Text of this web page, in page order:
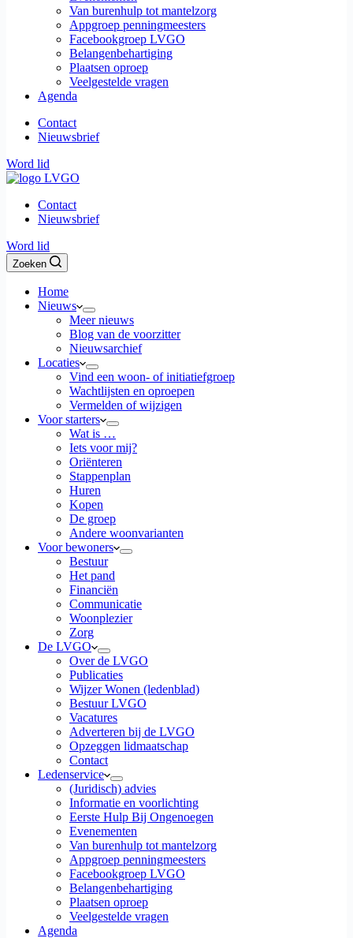
Van burenhulp tot mantelzorg
Appgroep penningmeesters
Facebookgroep LVGO
Belangenbehartiging
Plaatsen oproep
Veelgestelde vragen
Agenda
Contact
Nieuwsbrief
Word lid
Contact
Nieuwsbrief
Word lid
Zoeken
Home
Nieuws
Meer nieuws
Blog van de voorzitter
Nieuwsarchief
Locaties
Vind een woon- of initiatiefgroep
Wachtlijsten en oproepen
Vermelden of wijzigen
Voor starters
Wat is …
Iets voor mij?
Oriënteren
Stappenplan
Huren
Kopen
De groep
Andere woonvarianten
Voor bewoners
Bestuur
Het pand
Financiën
Communicatie
Woonplezier
Zorg
De LVGO
Over de LVGO
Publicaties
Wijzer Wonen (ledenblad)
Bestuur LVGO
Vacatures
Adverteren bij de LVGO
Opzeggen lidmaatschap
Contact
Ledenservice
(Juridisch) advies
Informatie en voorlichting
Eerste Hulp Bij Ongenoegen
Evenementen
Van burenhulp tot mantelzorg
Appgroep penningmeesters
Facebookgroep LVGO
Belangenbehartiging
Plaatsen oproep
Veelgestelde vragen
Agenda